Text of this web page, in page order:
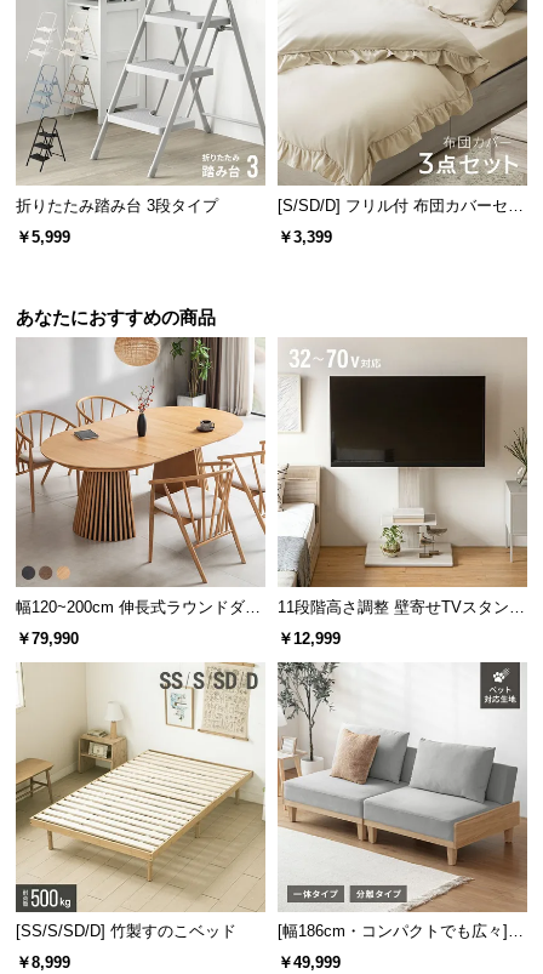
折りたたみ踏み台 3段タイプ
￥5,999
[S/SD/D] フリル付 布団カバーセッ
ト
￥3,399
あなたにおすすめの商品
幅120~200cm 伸長式ラウンドダイ
ニングテーブル 6人掛け 天然木突
板 美しい格子デザイン
￥79,990
11段階高さ調整 壁寄せTVスタンド
キャスター付き 上下左右角度調節
￥12,999
[SS/S/SD/D] 竹製すのこベッド
￥8,999
[幅186cm・コンパクトでも広々] 3
人掛けソファベッド リクライニン
￥49,999